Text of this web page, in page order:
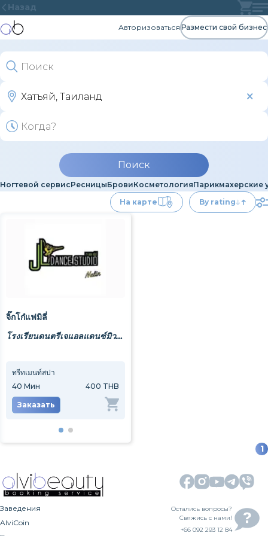
Назад
Авторизоваться Размести свой бизнес
Поиск
Ногтевой сервисРесницыБровиКосметологияПарикмахерские
На карте
By rating
จิ๊กโก๋แฟมิลี่
โรงเรียนดนตรีเจแอลแดนซ์มิวสิคเฟสติวัลหาดใหญ่
ทรีทเมนท์สปา
40 Мин 400 THB
Заказать
1
Заведения
AlviCoin
Остались вопросы?
Свяжись с нами!
+66 092 293 12 84